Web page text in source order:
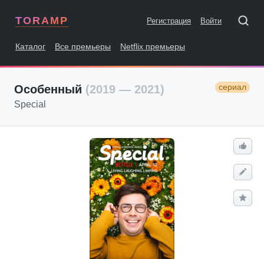
TORAMP Регистрация Войти
Каталог Все премьеры Netflix премьеры
Особенный (2019 — 2021) сериал
Special